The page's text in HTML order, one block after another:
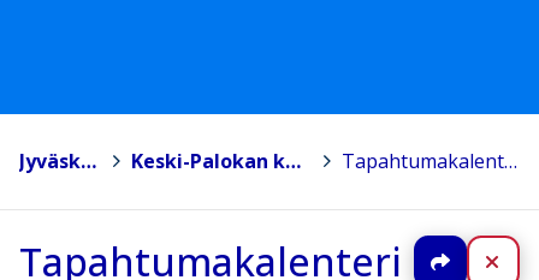
Jyväskylä > Keski-Palokan koulu > Tapahtumakalenteri
Tapahtumakalenteri Jaa